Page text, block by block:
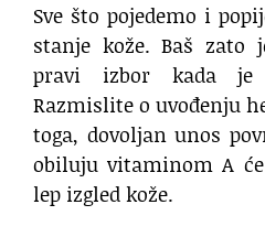
Sve što pojedemo i
stanje kože. Baš
pravi izbor kada
Razmislite o uvođenju
toga, dovoljan unos
obiluju vitaminom A
lep izgled kože.